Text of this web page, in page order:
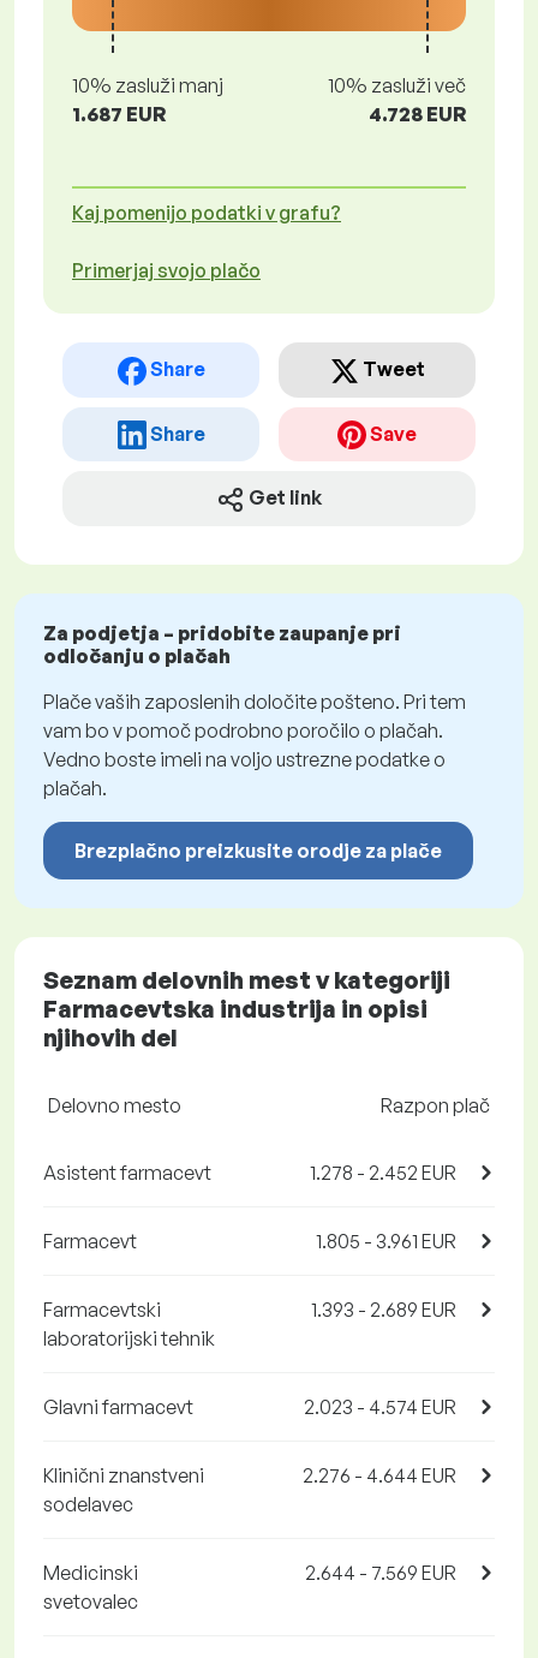
10% zasluži manj
1.687 EUR
10% zasluži več
4.728 EUR
Kaj pomenijo podatki v grafu?
Primerjaj svojo plačo
Share Tweet
Share Save
Get link
Za podjetja – pridobite zaupanje pri
odločanju o plačah
Plače vaših zaposlenih določite pošteno. Pri tem
vam bo v pomoč podrobno poročilo o plačah.
Vedno boste imeli na voljo ustrezne podatke o
plačah.
Brezplačno preizkusite orodje za plače
Seznam delovnih mest v kategoriji
Farmacevtska industrija in opisi
njihovih del
Delovno mesto Razpon plač
Asistent farmacevt 1.278 - 2.452 EUR
Farmacevt 1.805 - 3.961 EUR
Farmacevtski
laboratorijski tehnik
1.393 - 2.689 EUR
Glavni farmacevt 2.023 - 4.574 EUR
Klinični znanstveni
sodelavec
2.276 - 4.644 EUR
Medicinski
svetovalec
2.644 - 7.569 EUR